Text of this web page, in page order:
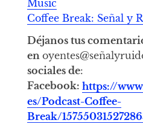
Music
Coffee Break: Señal y
Déjanos tus
en
sociales de:
Facebook: https://
es/Podcast-Coffee-
Break/